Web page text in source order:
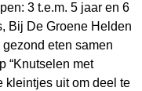
3 t.e.m. 5 jaar en 6
Bij De Groene Helden
eten samen
“Knutselen met
kleintjes uit om deel te